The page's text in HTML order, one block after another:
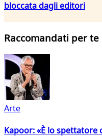
bloccata dagli editori
Raccomandati per te
Arte
Kapoor: «È lo spettatore